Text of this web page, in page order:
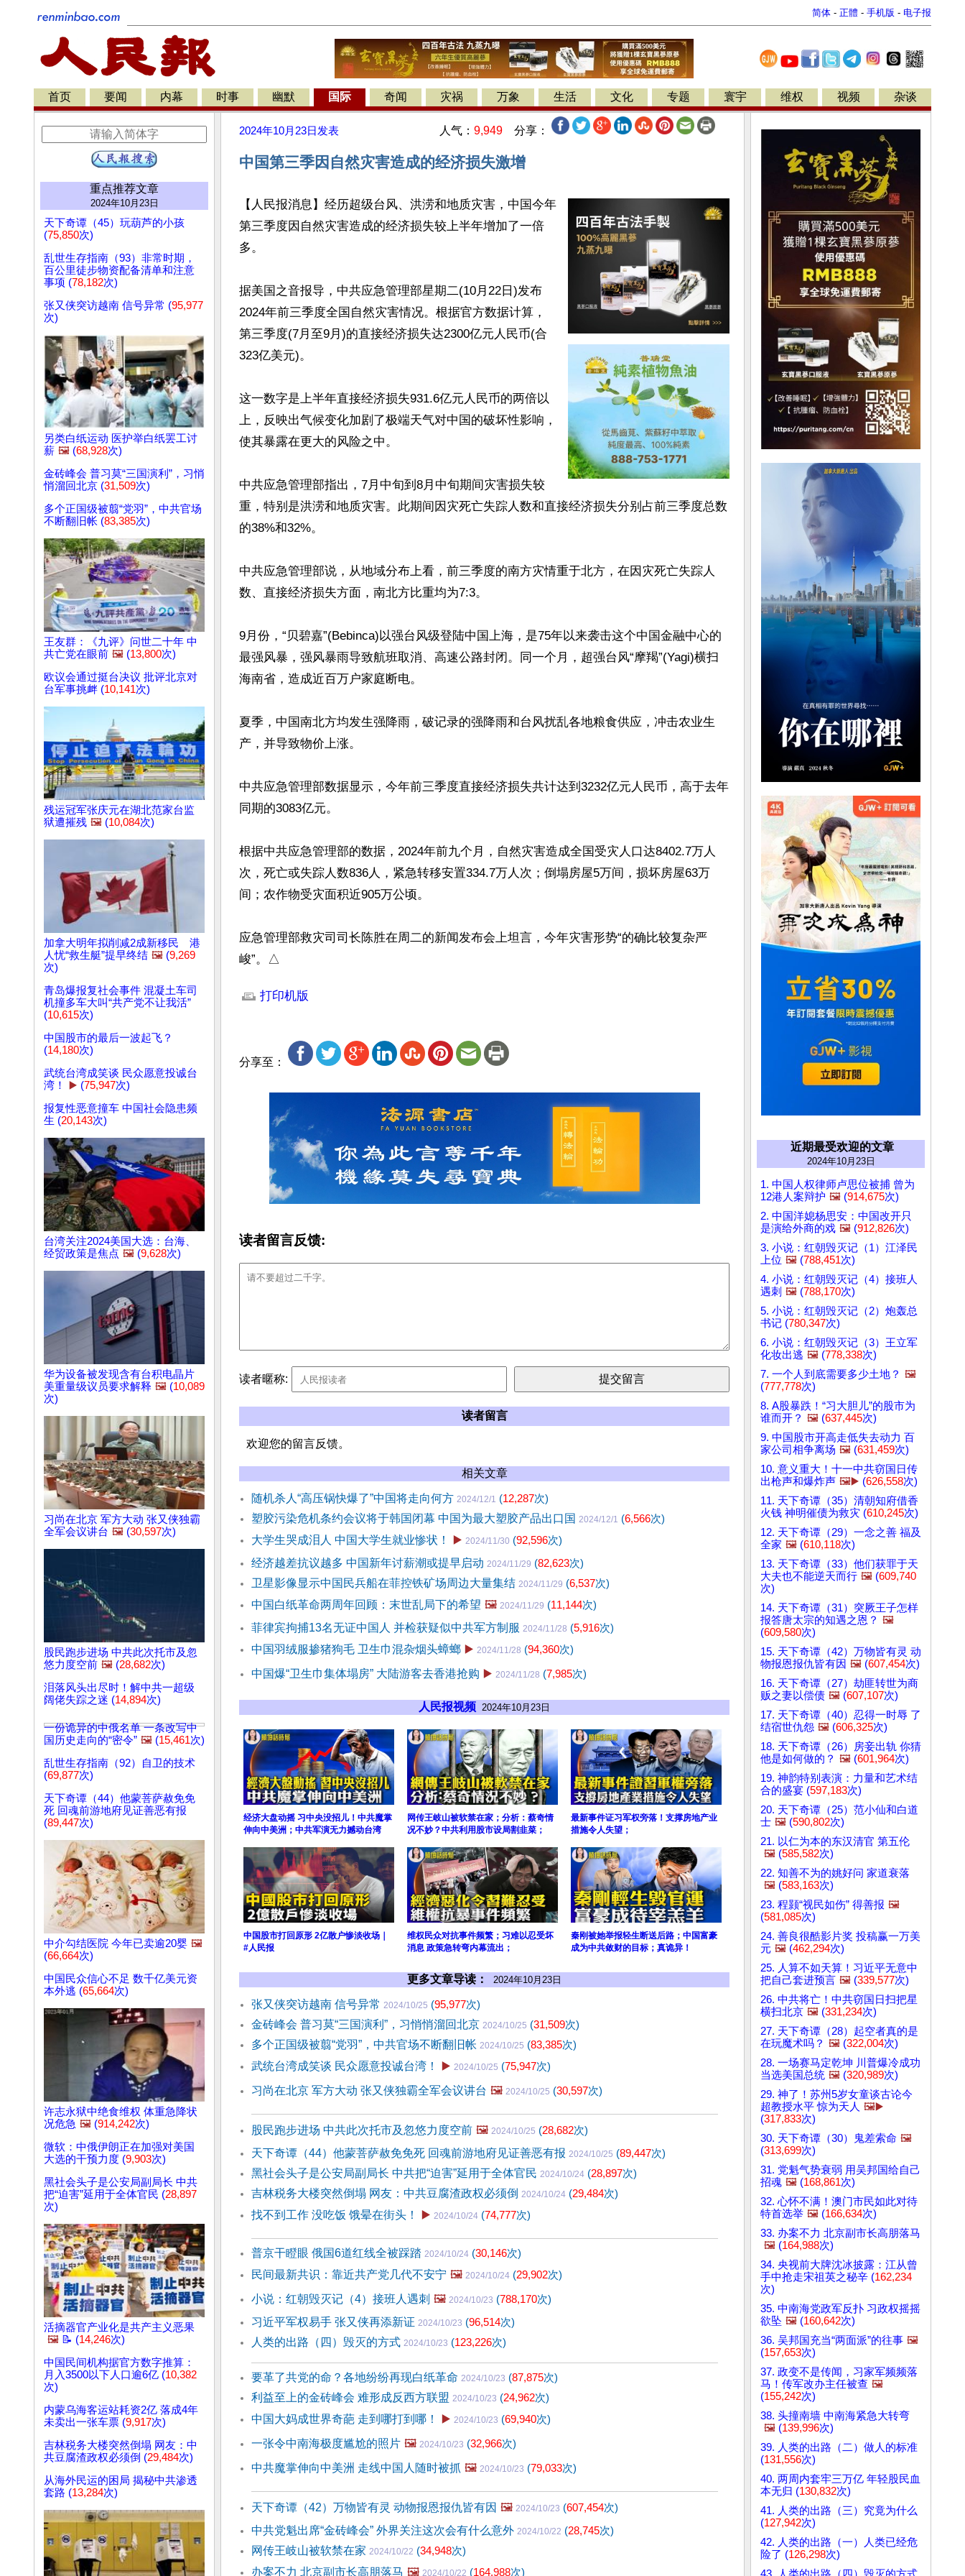
简体 - 正體 - 手机版 - 电子报
首页 要闻 内幕 时事 幽默 国际 奇闻 灾祸 万象 生活 文化 专题 寰宇 维权 视频 杂谈
重点推荐文章
2024年10月23日
天下奇谭（45）玩葫芦的小孩
(75,850次)
乱世生存指南（93）非常时期，
百公里徒步物资配备清单和注意
事项 (78,182次)
张又侠突访越南 信号异常 (95,977
次)
另类白纸运动 医护举白纸罢工讨
薪 🖼️ (68,928次)
金砖峰会 普习莫“三国演利”，习悄
悄溜回北京 (31,509次)
多个正国级被翦“党羽”，中共官场
不断翻旧帐 (83,385次)
王友群：《九评》问世二十年 中
共亡党在眼前 🖼️ (13,800次)
欧议会通过挺台决议 批评北京对
台军事挑衅 (10,141次)
残运冠军张庆元在湖北范家台监
狱遭摧残 🖼️ (10,084次)
加拿大明年拟削减2成新移民 港
人忧“救生艇”提早终结 🖼️ (9,269
次)
青岛爆报复社会事件 混凝土车司
机撞多车大叫“共产党不让我活”
(10,615次)
中国股市的最后一波起飞？
(14,180次)
武统台湾成笑谈 民众愿意投诚台
湾！
▶️ (75,947次)
报复性恶意撞车 中国社会隐患频
生 (20,143次)
台湾关注2024美国大选：台海、
经贸政策是焦点 🖼️ (9,628次)
华为设备被发现含有台积电晶片
美重量级议员要求解释 🖼️ (10,089
次)
习尚在北京 军方大动 张又侠独霸
全军会议讲台 🖼️ (30,597次)
股民跑步进场 中共此次托市及忽
悠力度空前 🖼️ (28,682次)
泪落风头出尽时！解中共一超级
阔佬失踪之迷 (14,894次)
一份诡异的中俄名单 一条改写中
国历史走向的“密令” 🖼️ (15,461次)
乱世生存指南（92）自卫的技术
(69,877次)
天下奇谭（44）他蒙菩萨赦免免
死 回魂前游地府见证善恶有报
(89,447次)
中介勾结医院 今年已卖逾20婴 🖼️
(66,664次)
中国民众信心不足 数千亿美元资
本外逃 (65,664次)
许志永狱中绝食维权 体重急降状
况危急 🖼️ (914,242次)
微软：中俄伊朗正在加强对美国
大选的干预力度 (9,903次)
黑社会头子是公安局副局长 中共
把“迫害”延用于全体官民 (28,897
次)
活摘器官产业化是共产主义恶果
🖼️ 📝 (14,246次)
中国民间机构据官方数字推算：
月入3500以下人口逾6亿 (10,382
次)
内蒙乌海客运站耗资2亿 落成4年
未卖出一张车票 (9,917次)
吉林税务大楼突然倒塌 网友：中
共豆腐渣政权必须倒 (29,484次)
从海外民运的困局 揭秘中共渗透
套路 (13,284次)
2024年10月23日 发表 人气： 9,949 分享：
中国第三季因自然灾害造成的经济损失激增
【人民报消息】经历超级台风、洪涝和地质灾害，中国今年
第三季度因自然灾害造成的经济损失较上半年增加了一倍
多。
据美国之音报导，中共应急管理部星期二(10月22日)发布
2024年前三季度全国自然灾害情况。根据官方数据计算，
第三季度(7月至9月)的直接经济损失达2300亿元人民币(合
323亿美元)。
这一数字是上半年直接经济损失931.6亿元人民币的两倍以
上，反映出气候变化加剧了极端天气对中国的破坏性影响，
使其暴露在更大的风险之中。
中共应急管理部指出，7月中旬到8月中旬期间灾害损失较
重，特别是洪涝和地质灾害。此期间因灾死亡失踪人数和直接经济损失分别占前三季度总数
的38%和32%。
中共应急管理部说，从地域分布上看，前三季度的南方灾情重于北方，在因灾死亡失踪人
数、直接经济损失方面，南北方比重均为7:3。
9月份，“贝碧嘉”(Bebinca)以强台风级登陆中国上海，是75年以来袭击这个中国金融中心的
最强风暴，强风暴雨导致航班取消、高速公路封闭。同一个月，超强台风“摩羯”(Yagi)横扫
海南省，造成近百万户家庭断电。
夏季，中国南北方均发生强降雨，破记录的强降雨和台风扰乱各地粮食供应，冲击农业生
产，并导致物价上涨。
中共应急管理部数据显示，今年前三季度直接经济损失共计达到3232亿元人民币，高于去年
同期的3083亿元。
根据中共应急管理部的数据，2024年前九个月，自然灾害造成全国受灾人口达8402.7万人
次，死亡或失踪人数836人，紧急转移安置334.7万人次；倒塌房屋5万间，损坏房屋63万
间；农作物受灾面积近905万公顷。
应急管理部救灾司司长陈胜在周二的新闻发布会上坦言，今年灾害形势“的确比较复杂严
峻”。△
打印机版
分享至：
读者留言反馈:
读者暱称:
读者留言
欢迎您的留言反馈。
相关文章
随机杀人“高压锅快爆了”中国将走向何方 2024/12/1 (12,287次)
塑胶污染危机条约会议将于韩国闭幕 中国为最大塑胶产品出口国 2024/12/1 (6,566次)
大学生哭成泪人 中国大学生就业惨状！
▶️ 2024/11/30 (92,596次)
经济越差抗议越多 中国新年讨薪潮或提早启动 2024/11/29 (82,623次)
卫星影像显示中国民兵船在菲控铁矿场周边大量集结 2024/11/29 (6,537次)
中国白纸革命两周年回顾：末世乱局下的希望 🖼️ 2024/11/29 (11,144次)
菲律宾拘捕13名无证中国人 并检获疑似中共军方制服 2024/11/28 (5,916次)
中国羽绒服掺猪狗毛 卫生巾混杂烟头蟑螂 ▶️ 2024/11/28 (94,360次)
中国爆“卫生巾集体塌房” 大陆游客去香港抢购 ▶️ 2024/11/28 (7,985次)
人民报视频 2024年10月23日
经济大盘动摇 习中央没招儿！中共魔掌
伸向中美洲；中共军演无力撼动台湾
网传王岐山被软禁在家；分析：蔡奇情
况不妙？中共利用股市设局割韭菜；
最新事件证习军权旁落！支撑房地产业
措施令人失望；
中国股市打回原形 2亿散户惨淡收场｜
#人民报
维权民众对抗事件频繁；习难以忍受坏
消息 政策急转弯内幕流出；
秦刚被她举报轻生断送后路；中国富豪
成为中共敛财的目标；真诡异！
更多文章导读： 2024年10月23日
张又侠突访越南 信号异常 2024/10/25 (95,977次)
金砖峰会 普习莫“三国演利”，习悄悄溜回北京 2024/10/25 (31,509次)
多个正国级被翦“党羽”，中共官场不断翻旧帐 2024/10/25 (83,385次)
武统台湾成笑谈 民众愿意投诚台湾！
▶️ 2024/10/25 (75,947次)
习尚在北京 军方大动 张又侠独霸全军会议讲台 🖼️ 2024/10/25 (30,597次)
股民跑步进场 中共此次托市及忽悠力度空前 🖼️ 2024/10/25 (28,682次)
天下奇谭（44）他蒙菩萨赦免免死 回魂前游地府见证善恶有报 2024/10/25 (89,447次)
黑社会头子是公安局副局长 中共把“迫害”延用于全体官民 2024/10/24 (28,897次)
吉林税务大楼突然倒塌 网友：中共豆腐渣政权必须倒 2024/10/24 (29,484次)
找不到工作 没吃饭 饿晕在街头！
▶️ 2024/10/24 (74,777次)
普京干瞪眼 俄国6道红线全被踩踏 2024/10/24 (30,146次)
民间最新共识：靠近共产党几代不安宁 🖼️ 2024/10/24 (29,902次)
小说：红朝毁灭记（4）接班人遇刺 🖼️ 2024/10/23 (788,170次)
习近平军权易手 张又侠再添新证 2024/10/23 (96,514次)
人类的出路（四）毁灭的方式 2024/10/23 (123,226次)
要革了共党的命？各地纷纷再现白纸革命 2024/10/23 (87,875次)
利益至上的金砖峰会 难形成反西方联盟 2024/10/23 (24,962次)
中国大妈成世界奇葩 走到哪打到哪！
▶️ 2024/10/23 (69,940次)
一张令中南海极度尴尬的照片 🖼️ 2024/10/23 (32,966次)
中共魔掌伸向中美洲 走线中国人随时被抓 🖼️ 2024/10/23 (79,033次)
天下奇谭（42）万物皆有灵 动物报恩报仇皆有因 🖼️ 2024/10/23 (607,454次)
中共党魁出席“金砖峰会” 外界关注这次会有什么意外 2024/10/22 (28,745次)
网传王岐山被软禁在家 2024/10/22 (34,948次)
办案不力 北京副市长高朋落马 🖼️ 2024/10/22 (164,988次)
近期最受欢迎的文章
2024年10月23日
1. 中国人权律师卢思位被捕 曾为
12港人案辩护 🖼️ (914,675次)
2. 中国洋媳杨思安：中国改开只
是演给外商的戏 🖼️ (912,826次)
3. 小说：红朝毁灭记（1）江泽民
上位 🖼️ (788,451次)
4. 小说：红朝毁灭记（4）接班人
遇刺 🖼️ (788,170次)
5. 小说：红朝毁灭记（2）炮轰总
书记 (780,347次)
6. 小说：红朝毁灭记（3）王立军
化妆出逃 🖼️ (778,338次)
7. 一个人到底需要多少土地？ 🖼️
(777,778次)
8. A股暴跌！“习大胆儿”的股市为
谁而开？ 🖼️ (637,445次)
9. 中国股市开高走低失去动力 百
家公司相争离场 🖼️ (631,459次)
10. 意义重大！十一中共窃国日传
出枪声和爆炸声 🖼️▶️ (626,558次)
11. 天下奇谭（35）清朝知府借香
火钱 神明催债为救灾 (610,245次)
12. 天下奇谭（29）一念之善 福及
全家 🖼️ (610,118次)
13. 天下奇谭（33）他们获罪于天
大夫也不能逆天而行 🖼️ (609,740
次)
14. 天下奇谭（31）突厥王子怎样
报答唐太宗的知遇之恩？ 🖼️
(609,580次)
15. 天下奇谭（42）万物皆有灵 动
物报恩报仇皆有因 🖼️ (607,454次)
16. 天下奇谭（27）劫匪转世为商
贩之妻以偿债 🖼️ (607,107次)
17. 天下奇谭（40）忍得一时辱 了
结宿世仇怨 🖼️ (606,325次)
18. 天下奇谭（26）房妾出轨 你猜
他是如何做的？ 🖼️ (601,964次)
19. 神韵特别表演：力量和艺术结
合的盛宴 (597,183次)
20. 天下奇谭（25）范小仙和白道
士 🖼️ (590,802次)
21. 以仁为本的东汉清官 第五伦
🖼️ (585,582次)
22. 知善不为的姚好问 家道衰落
🖼️ (583,163次)
23. 程颢“视民如伤” 得善报 🖼️
(581,085次)
24. 善良很酷影片奖 投稿赢一万美
元 🖼️ (462,294次)
25. 人算不如天算！习近平无意中
把自己套进预言 🖼️ (339,577次)
26. 中共将亡！中共窃国日扫把星
横扫北京 🖼️ (331,234次)
27. 天下奇谭（28）起空者真的是
在玩魔术吗？ 🖼️ (322,004次)
28. 一场赛马定乾坤 川普爆冷成功
当选美国总统 🖼️ (320,989次)
29. 神了！苏州5岁女童谈古论今
超教授水平 惊为天人 🖼️▶️
(317,833次)
30. 天下奇谭（30）鬼差索命 🖼️
(313,699次)
31. 党魁气势衰弱 用吴邦国给自己
招魂 🖼️ (168,861次)
32. 心怀不满！澳门市民如此对待
特首选举 🖼️ (166,634次)
33. 办案不力 北京副市长高朋落马
🖼️ (164,988次)
34. 央视前大牌沈冰披露：江从曾
手中抢走宋祖英之秘辛 (162,234
次)
35. 中南海党政军反扑 习政权摇摇
欲坠 🖼️ (160,642次)
36. 吴邦国充当“两面派”的往事 🖼️
(157,653次)
37. 政变不是传闻，习家军频频落
马！传军改办主任被查 🖼️
(155,242次)
38. 头撞南墙 中南海紧急大转弯
🖼️ (139,996次)
39. 人类的出路（二）做人的标准
(131,556次)
40. 两周内套牢三万亿 年轻股民血
本无归 (130,832次)
41. 人类的出路（三）究竟为什么
(127,942次)
42. 人类的出路（一）人类已经危
险了 (126,298次)
43. 人类的出路（四）毁灭的方式